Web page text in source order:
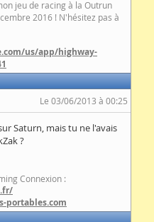
jeu de racing à la Outrun
2016 ! N'hésitez pas à
us/app/highway-
Le 03/06/2013 à 00:25
Saturn, mais tu ne l'avais
?
Connexion :
portables.com